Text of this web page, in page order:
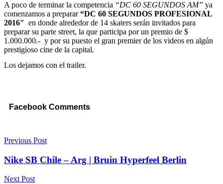
A poco de terminar la competencia “DC 60 SEGUNDOS AM” ya
comenzamos a preparar“DC 60 SEGUNDOS PROFESIONAL
2016″ en donde alrededor de 14 skaters serán invitados para
preparar su parte street, la que participa por un premio de $
1.000.000.- y por su puesto el gran premier de los videos en algún
prestigioso cine de la capital.
Los dejamos con el trailer.
Facebook Comments
Previous Post
Nike SB Chile – Arg | Bruin Hyperfeel Berlin
Next Post